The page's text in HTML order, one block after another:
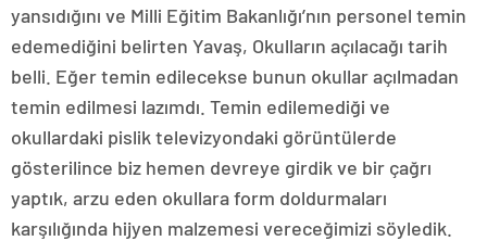
yansıdığını ve Milli Eğitim Bakanlığı’nın personel temin
edemediğini belirten Yavaş, Okulların açılacağı tarih
belli. Eğer temin edilecekse bunun okullar açılmadan
temin edilmesi lazımdı. Temin edilemediği ve
okullardaki pislik televizyondaki görüntülerde
gösterilince biz hemen devreye girdik ve bir çağrı
yaptık, arzu eden okullara form doldurmaları
karşılığında hijyen malzemesi vereceğimizi söyledik.